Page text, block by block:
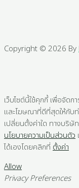
Copyright © 2026 By
เว็บไซต์นี้ใช้คุกกี้ เพื่อจัด
และโฆษณาที่ดีที่สุดให้กับท่
เปลี่ยนตั้งค่าใด ทางบริษั
นโยบายความเป็นส่วนตัว
ได้เองโดยคลิกที่ ตั้งค่า
Allow
Privacy Preferences